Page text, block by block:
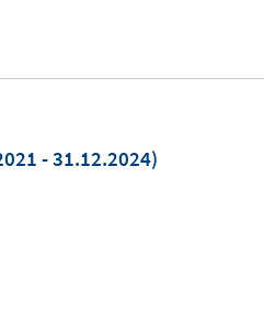
- 31.12.2024)